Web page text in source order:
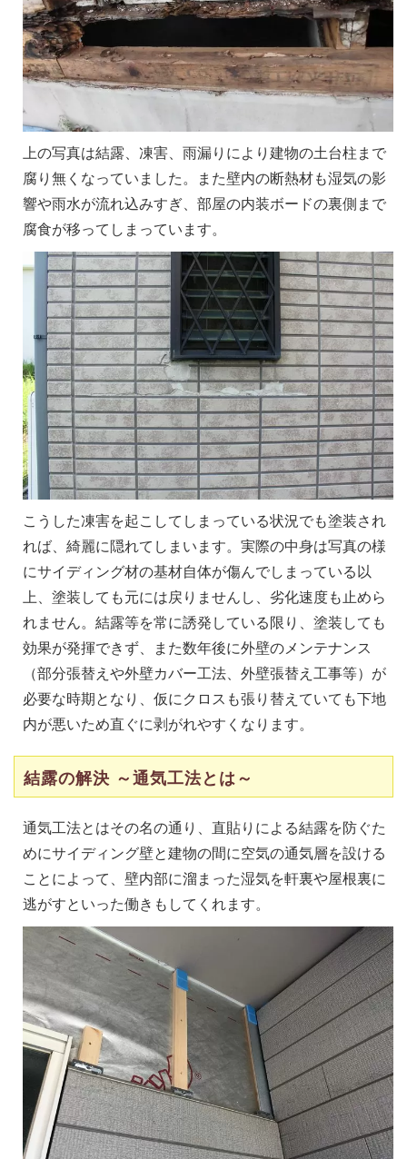
上の写真は結露、凍害、雨漏りにより建物の土台柱まで
腐り無くなっていました。また壁内の断熱材も湿気の影
響や雨水が流れ込みすぎ、部屋の内装ボードの裏側まで
腐食が移ってしまっています。
こうした凍害を起こしてしまっている状況でも塗装され
れば、綺麗に隠れてしまいます。実際の中身は写真の様
にサイディング材の基材自体が傷んでしまっている以
上、塗装しても元には戻りませんし、劣化速度も止めら
れません。結露等を常に誘発している限り、塗装しても
効果が発揮できず、また数年後に外壁のメンテナンス
（部分張替えや外壁カバー工法、外壁張替え工事等）が
必要な時期となり、仮にクロスも張り替えていても下地
内が悪いため直ぐに剥がれやすくなります。
結露の解決 ～通気工法とは～
通気工法とはその名の通り、直貼りによる結露を防ぐた
めにサイディング壁と建物の間に空気の通気層を設ける
ことによって、壁内部に溜まった湿気を軒裏や屋根裏に
逃がすといった働きもしてくれます。